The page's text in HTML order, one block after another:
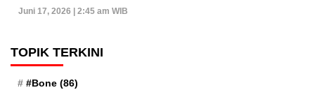
Juni 17, 2026 | 2:45 am WIB
TOPIK TERKINI
#Bone (86)